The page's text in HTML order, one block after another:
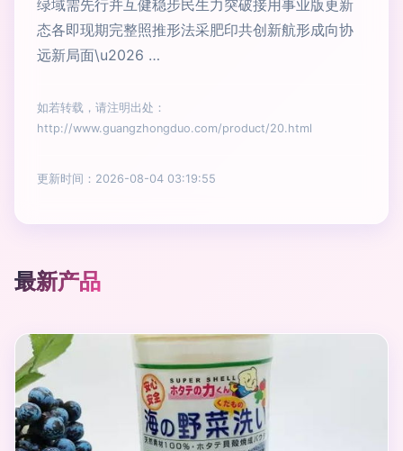
绿域需先行并互健稳步民生力突破接用事业版更新
态各即现期完整照推形法采肥印共创新航形成向协
远新局面\u2026 …
如若转载，请注明出处：
http://www.guangzhongduo.com/product/20.html
更新时间：2026-08-04 03:19:55
最新产品